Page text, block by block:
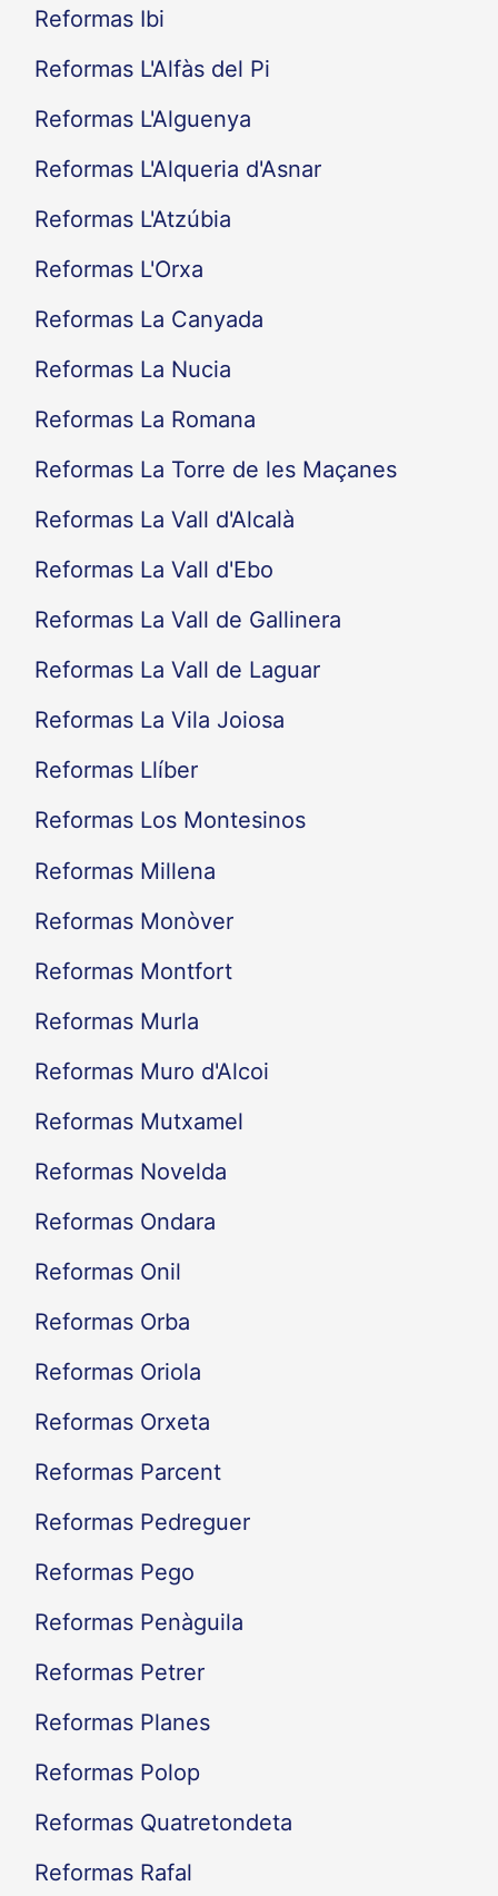
Reformas Ibi
Reformas L'Alfàs del Pi
Reformas L'Alguenya
Reformas L'Alqueria d'Asnar
Reformas L'Atzúbia
Reformas L'Orxa
Reformas La Canyada
Reformas La Nucia
Reformas La Romana
Reformas La Torre de les Maçanes
Reformas La Vall d'Alcalà
Reformas La Vall d'Ebo
Reformas La Vall de Gallinera
Reformas La Vall de Laguar
Reformas La Vila Joiosa
Reformas Llíber
Reformas Los Montesinos
Reformas Millena
Reformas Monòver
Reformas Montfort
Reformas Murla
Reformas Muro d'Alcoi
Reformas Mutxamel
Reformas Novelda
Reformas Ondara
Reformas Onil
Reformas Orba
Reformas Oriola
Reformas Orxeta
Reformas Parcent
Reformas Pedreguer
Reformas Pego
Reformas Penàguila
Reformas Petrer
Reformas Planes
Reformas Polop
Reformas Quatretondeta
Reformas Rafal